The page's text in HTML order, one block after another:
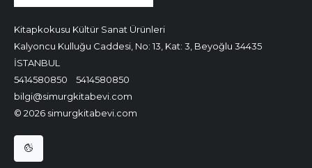
Kitapkokusu Kültür Sanat Ürünleri
Kalyoncu Kulluğu Caddesi, No: 13, Kat: 3, Beyoğlu 34435
İSTANBUL
5414580850
5414580850
bilgi@simurgkitabevi.com
© 2026 simurgkitabevi.com